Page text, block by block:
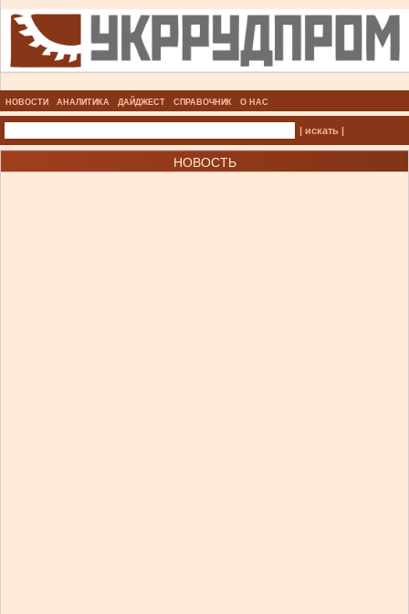
НОВОСТИ АНАЛИТИКА ДАЙДЖЕСТ СПРАВОЧНИК О НАС
| искать |
НОВОСТЬ